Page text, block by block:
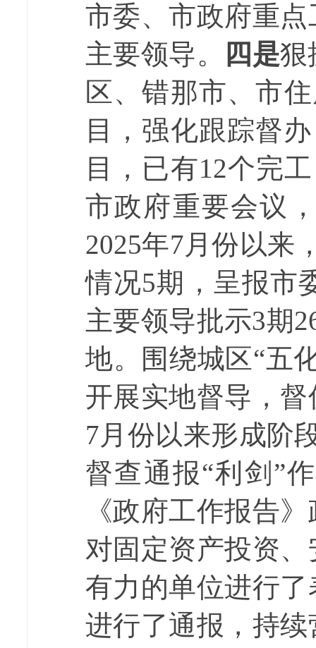
市委、市政府重
主要领导。
四是狠
区、错那市、市
目，强化跟踪督
目，已有12个完
市政府重要会议
2025年7月份以来
情况5期，呈报市
主要领导批示3期
地。围绕城区“五
开展实地督导，
7月份以来形成阶
督查通报“利剑”
《政府工作报告
对固定资产投资
有力的单位进行
进行了通报，持